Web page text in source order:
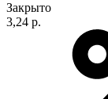
Закрыто
3,24 р.